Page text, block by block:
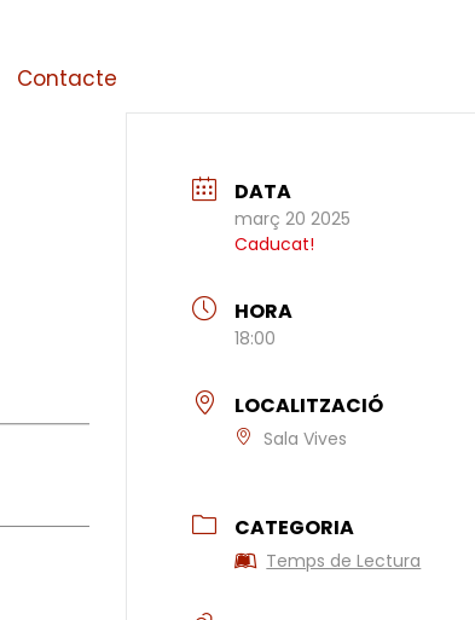
Contacte
DATA
març 20 2025
Caducat!
HORA
18:00
LOCALITZACIÓ
Sala Vives
CATEGORIA
Temps de Lectura